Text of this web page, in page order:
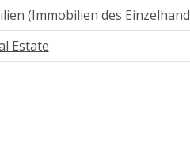
(Immobilien des
Estate